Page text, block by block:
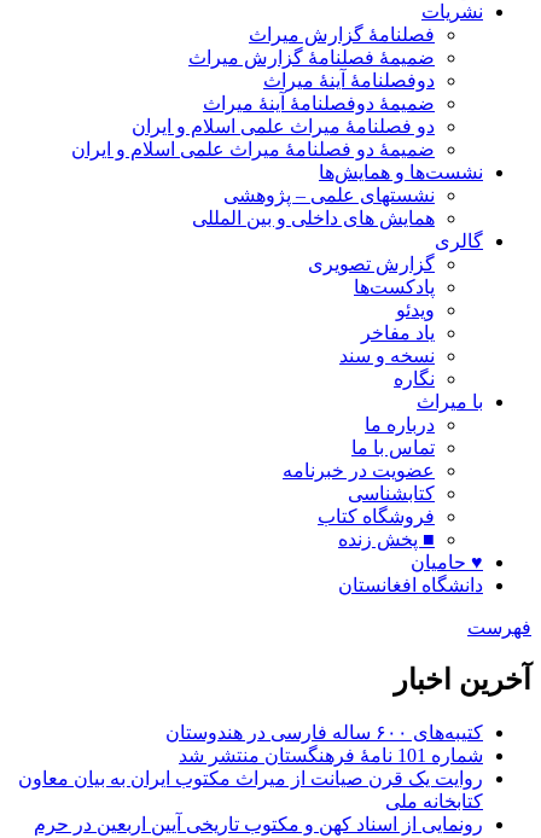
نشریات
فصلنامۀ گزارش میراث
ضمیمۀ فصلنامۀ گزارش میراث
دوفصلنامۀ آینۀ میراث
ضمیمۀ دوفصلنامۀ آینۀ میراث
دو فصلنامۀ میراث علمی اسلام و ایران
ضمیمۀ دو فصلنامۀ میراث علمی اسلام و ایران
نشست‌ها و همایش‌ها
نشستهای علمی – پژوهشی
همایش های داخلی و بین المللی
گالری
گزارش تصویری
پادکست‌ها
ویدئو
یاد مفاخر
نسخه و سند
نگاره
با میراث
درباره ما
تماس با ما
عضویت در خبرنامه
کتابشناسی
فروشگاه کتاب
■ پخش زنده
♥ حامیان
دانشگاه افغانستان
فهرست
آخرین اخبار
کتیبه‌های ۶۰۰ ساله فارسی در هندوستان
شماره 101 نامۀ فرهنگستان منتشر شد
روایت یک قرن صیانت از میراث مکتوب ایران به بیان معاون
کتابخانه ملی
رونمایی از اسناد کهن و مکتوب تاریخی آیین اربعین در حرم